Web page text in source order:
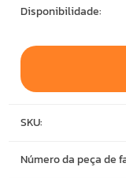
Disponibilidade:
SKU:
Número da peça de